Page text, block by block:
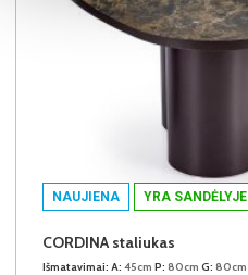
NAUJIENA YRA SANDĖLYJE
CORDINA staliukas
Išmatavimai: A: 45cm P: 80cm G: 80cm